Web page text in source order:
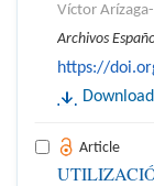
Víctor
Archivos
https://
Article